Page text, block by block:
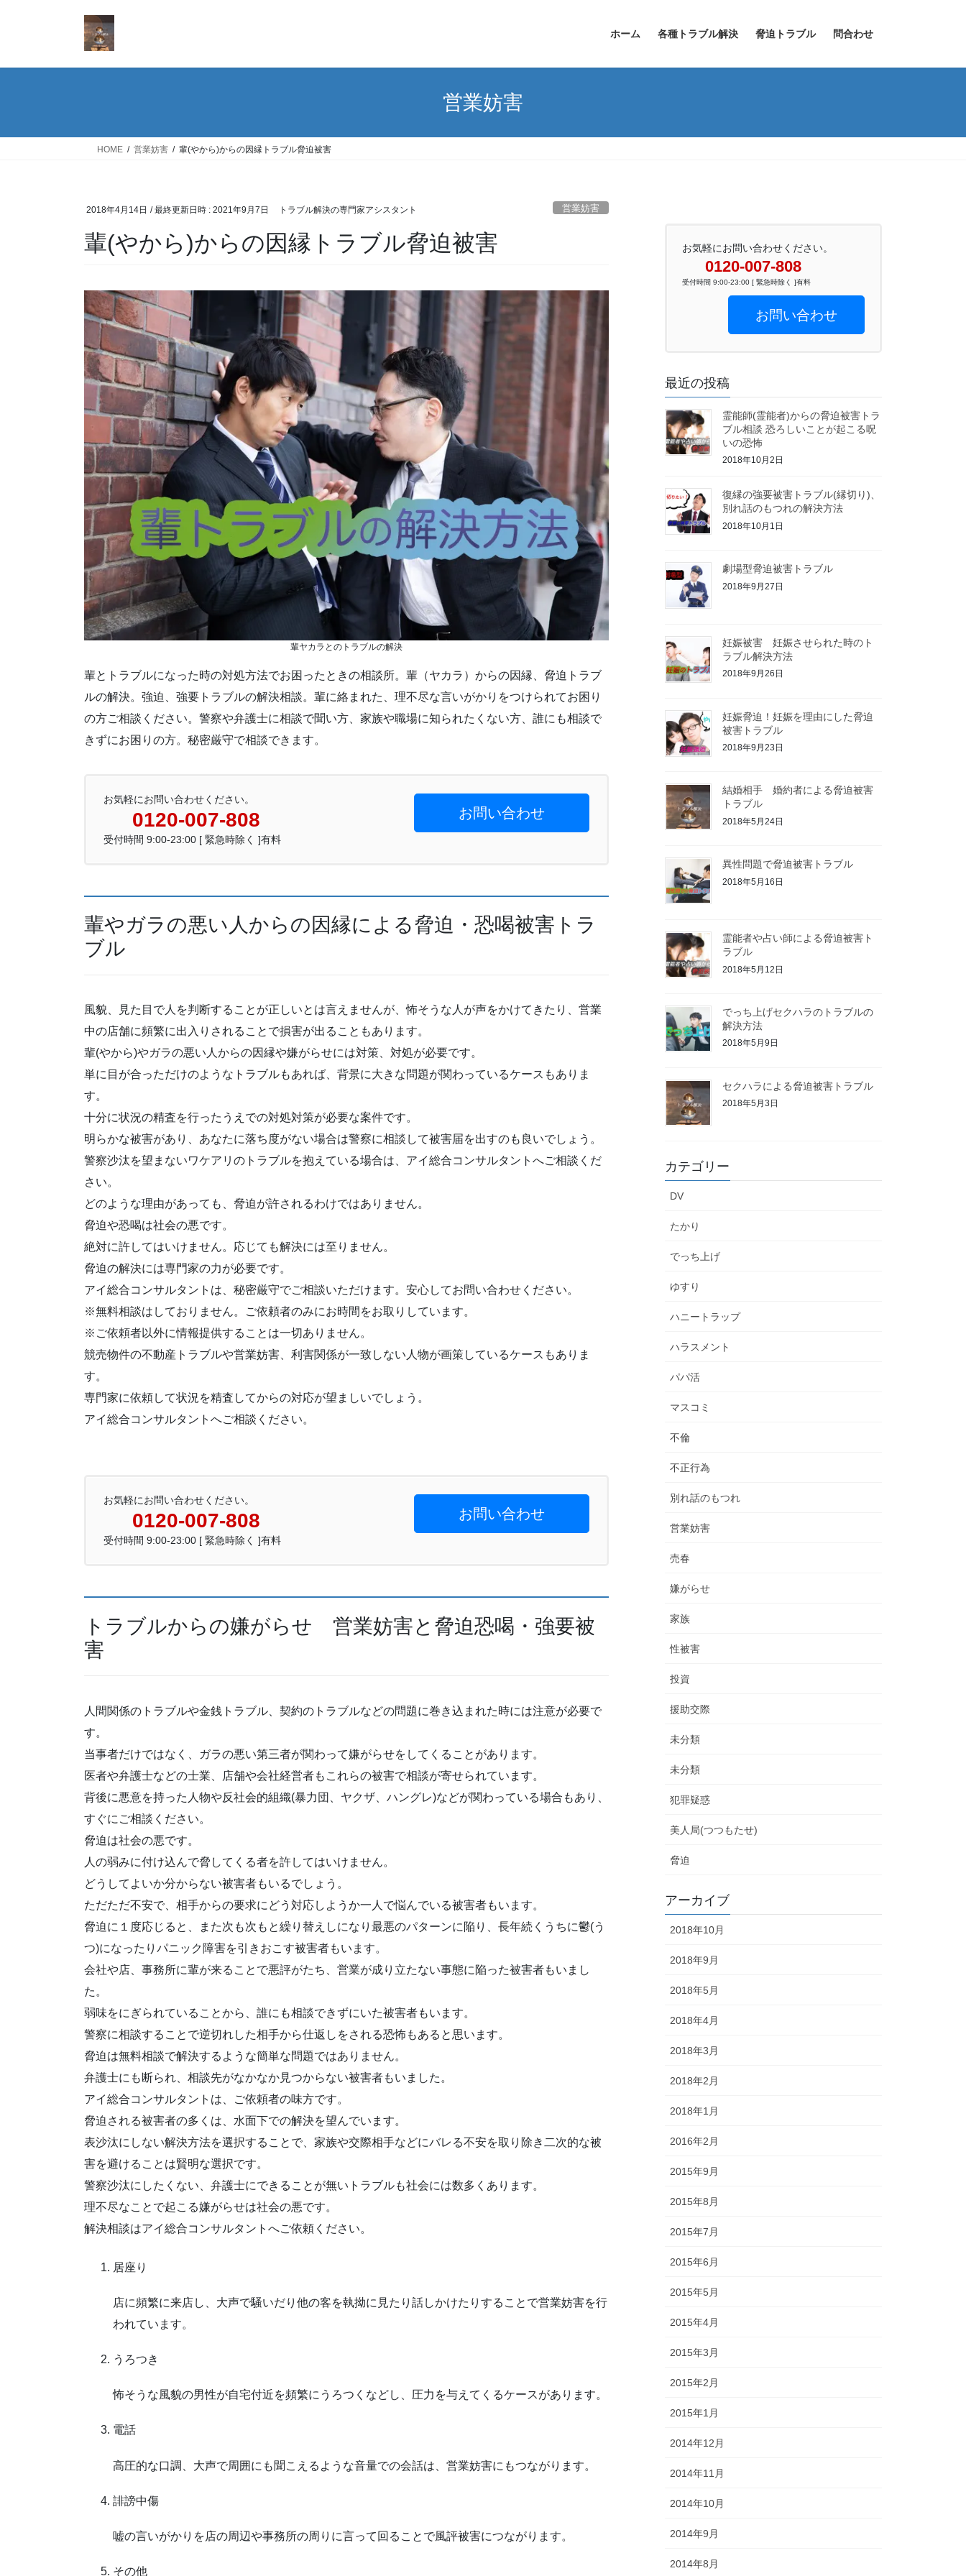
ホーム 各種トラブル解決 脅迫トラブル 問合わせ
営業妨害
HOME 営業妨害 輩(やから)からの因縁トラブル脅迫被害
2018年4月14日 / 最終更新日時 : 2021年9月7日 トラブル解決の専門家アシスタント 営業妨害
輩(やから)からの因縁トラブル脅迫被害
輩ヤカラとのトラブルの解決
輩とトラブルになった時の対処方法でお困ったときの相談所。輩（ヤカラ）からの因縁、脅迫トラブ
ルの解決。強迫、強要トラブルの解決相談。輩に絡まれた、理不尽な言いがかりをつけられてお困り
の方ご相談ください。警察や弁護士に相談で聞い方、家族や職場に知られたくない方、誰にも相談で
きずにお困りの方。秘密厳守で相談できます。
お気軽にお問い合わせください。
0120-007-808
受付時間 9:00-23:00 [ 緊急時除く ]有料
お問い合わせ
輩やガラの悪い人からの因縁による脅迫・恐喝被害トラ
ブル
風貌、見た目で人を判断することが正しいとは言えませんが、怖そうな人が声をかけてきたり、営業
中の店舗に頻繁に出入りされることで損害が出ることもあります。
輩(やから)やガラの悪い人からの因縁や嫌がらせには対策、対処が必要です。
単に目が合っただけのようなトラブルもあれば、背景に大きな問題が関わっているケースもありま
す。
十分に状況の精査を行ったうえでの対処対策が必要な案件です。
明らかな被害があり、あなたに落ち度がない場合は警察に相談して被害届を出すのも良いでしょう。
警察沙汰を望まないワケアリのトラブルを抱えている場合は、アイ総合コンサルタントへご相談くだ
さい。
どのような理由があっても、脅迫が許されるわけではありません。
脅迫や恐喝は社会の悪です。
絶対に許してはいけません。応じても解決には至りません。
脅迫の解決には専門家の力が必要です。
アイ総合コンサルタントは、秘密厳守でご相談いただけます。安心してお問い合わせください。
※無料相談はしておりません。ご依頼者のみにお時間をお取りしています。
※ご依頼者以外に情報提供することは一切ありません。
競売物件の不動産トラブルや営業妨害、利害関係が一致しない人物が画策しているケースもありま
す。
専門家に依頼して状況を精査してからの対応が望ましいでしょう。
アイ総合コンサルタントへご相談ください。
お気軽にお問い合わせください。
0120-007-808
受付時間 9:00-23:00 [ 緊急時除く ]有料
お問い合わせ
トラブルからの嫌がらせ 営業妨害と脅迫恐喝・強要被
害
人間関係のトラブルや金銭トラブル、契約のトラブルなどの問題に巻き込まれた時には注意が必要で
す。
当事者だけではなく、ガラの悪い第三者が関わって嫌がらせをしてくることがあります。
医者や弁護士などの士業、店舗や会社経営者もこれらの被害で相談が寄せられています。
背後に悪意を持った人物や反社会的組織(暴力団、ヤクザ、ハングレ)などが関わっている場合もあり、
すぐにご相談ください。
脅迫は社会の悪です。
人の弱みに付け込んで脅してくる者を許してはいけません。
どうしてよいか分からない被害者もいるでしょう。
ただただ不安で、相手からの要求にどう対応しようか一人で悩んでいる被害者もいます。
脅迫に１度応じると、また次も次もと繰り替えしになり最悪のパターンに陥り、長年続くうちに鬱(う
つ)になったりパニック障害を引きおこす被害者もいます。
会社や店、事務所に輩が来ることで悪評がたち、 営業が成り立たない事態に陥った被害者もいまし
た。
弱味をにぎられていることから、誰にも相談できずにいた被害者もいます。
警察に相談することで逆切れした相手から仕返し をされる恐怖もあると思います。
脅迫は無料相談で解決するような簡単な問題ではありません。
弁護士にも断られ、相談先がなかなか見つからない被害者もいました。
アイ総合コンサルタントは、ご依頼者の味方です。
脅迫される被害者の多くは、水面下での解決を望んでいます。
表沙汰にしない解決方法を選択することで、家族や交際相手などにバレる不安を取り除き 二次的な被
害を避ける ことは賢明な選択です。
警察沙汰にしたくない、弁護士にできることが無いトラブルも社会には数多くあります。
理不尽なことで起こる嫌がらせは社会の悪です。
解決相談はアイ総合コンサルタントへご依頼ください。
居座り
店に頻繁に来店し、大声で騒いだり他の客を執拗に見たり話しかけたりすることで営業妨害を行
われています。
うろつき
怖そうな風貌の男性が自宅付近を頻繁にうろつくなどし、圧力を与えてくるケースがあります。
電話
高圧的な口調、大声で周囲にも聞こえるような音量での会話は、営業妨害にもつながります。
誹謗中傷
嘘の言いがかりを店の周辺や事務所の周りに言って回ることで風評被害につながります。
その他
お気軽にお問い合わせください。
0120-007-808
受付時間 9:00-23:00 [ 緊急時除く ]有料
お問い合わせ
最近の投稿
霊能師(霊能者)からの脅迫被害トラ
ブル相談 恐ろしいことが起こる呪
いの恐怖
2018年10月2日
復縁の強要被害トラブル(縁切り)、
別れ話のもつれの解決方法
2018年10月1日
劇場型脅迫被害トラブル
2018年9月27日
妊娠被害 妊娠させられた時のト
ラブル解決方法
2018年9月26日
妊娠脅迫！妊娠を理由にした脅迫
被害トラブル
2018年9月23日
結婚相手 婚約者による脅迫被害
トラブル
2018年5月24日
異性問題で脅迫被害トラブル
2018年5月16日
霊能者や占い師による脅迫被害ト
ラブル
2018年5月12日
でっち上げセクハラのトラブルの
解決方法
2018年5月9日
セクハラによる脅迫被害トラブル
2018年5月3日
カテゴリー
DV
たかり
でっち上げ
ゆすり
ハニートラップ
ハラスメント
パパ活
マスコミ
不倫
不正行為
別れ話のもつれ
営業妨害
売春
嫌がらせ
家族
性被害
投資
援助交際
未分類
未分類
犯罪疑惑
美人局(つつもたせ)
脅迫
アーカイブ
2018年10月
2018年9月
2018年5月
2018年4月
2018年3月
2018年2月
2018年1月
2016年2月
2015年9月
2015年8月
2015年7月
2015年6月
2015年5月
2015年4月
2015年3月
2015年2月
2015年1月
2014年12月
2014年11月
2014年10月
2014年9月
2014年8月